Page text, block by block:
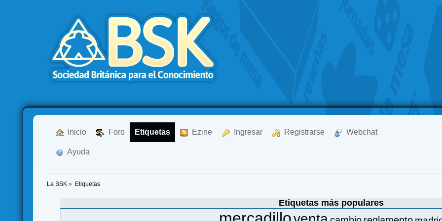
Inicio Foro Etiquetas Ezine Ingresar Registrarse Webchat
Ayuda
La BSK » Etiquetas
Etiquetas más populares